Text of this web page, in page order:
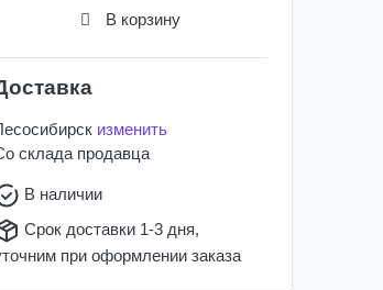
В корзину
изменить
склада продавца
В наличии
Срок доставки 1-3 дня,
при оформлении заказа